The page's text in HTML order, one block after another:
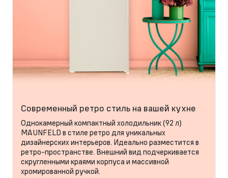
Современный ретро стиль на вашей кухне
Однокамерный компактный холодильник (92 л)
MAUNFELD в стиле ретро для уникальных
дизайнерских интерьеров. Идеально разместится в
ретро-пространстве. Внешний вид подчеркивается
скругленными краями корпуса и массивной
хромированной ручкой.